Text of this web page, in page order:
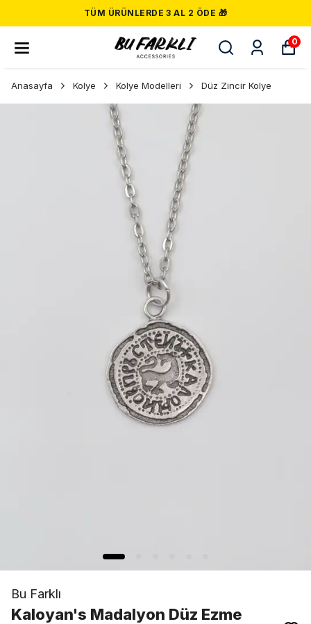
TÜM ÜRÜNLERDE 3 AL 2 ÖDE 🎁
0
Anasayfa Kolye Kolye Modelleri Düz Zincir Kolye
Bu Farklı
Kaloyan's Madalyon Düz Ezme